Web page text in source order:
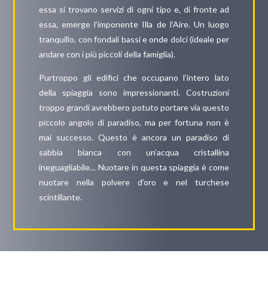
essa si trovano servizi di ogni tipo e, di fronte ad
essa, emerge l’imponente Illa de l’Aire. Un luogo
tranquillo, con fondali bassi e onde dolci (ideale per
andare con i più piccoli della famiglia).
Purtroppo gli edifici che occupano l’intero lato
della spiaggia sono impressionanti. Costruzioni
troppo grandi avrebbero potuto portare via questo
piccolo angolo di paradiso, ma per fortuna non è
mai successo. Questo è ancora un paradiso di
sabbia bianca con un’acqua cristallina
ineguagliabile… Nuotare in questa spiaggia è come
nuotare nella polvere d’oro e nel turchese
scintillante.